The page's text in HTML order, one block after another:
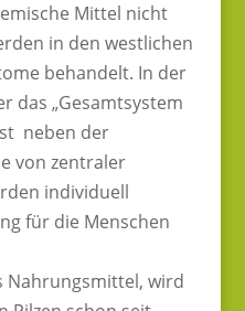
Mittel nicht
in den westlichen
behandelt. In der
das „Gesamtsystem
neben der
von zentraler
individuell
für die Menschen
Nahrungsmittel, wird